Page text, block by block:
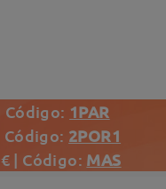
Código: 1PAR
Código: 2POR1
| Código: MAS